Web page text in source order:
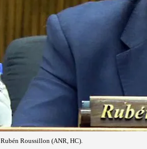
Rubén Roussillon (ANR, HC).